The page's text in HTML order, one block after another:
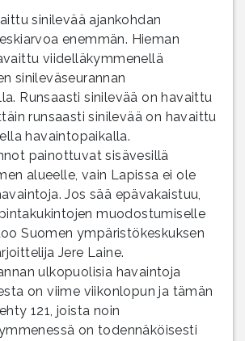
sinilevää ajankohdan
enemmän. Hieman
viidelläkymmenellä
sinileväseurannan
Runsaasti sinilevää on havaittu
runsaasti sinilevää on havaittu
havaintopaikalla.
painottuvat sisävesillä
alueelle, vain Lapissa ei ole
Jos sää epävakaistuu,
muodostumiselle
Suomen ympäristökeskuksen
Jere Laine.
ulkopuolisia havaintoja
on viime viikonlopun ja tämän
121, joista noin
on todennäköisesti